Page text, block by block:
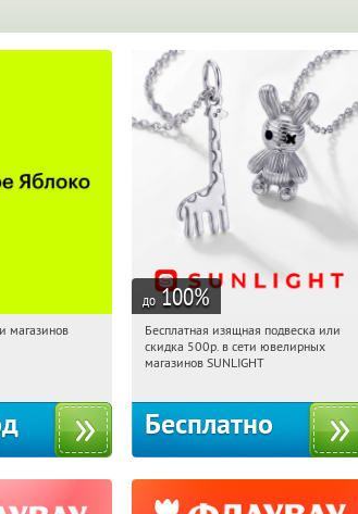
Получи первым!
магазинов
до 100%
16:16:05 Получили:
Россия
Бесплатная изящная подвеска или
скидка 500р. в сети ювелирных
магазинов SUNLIGHT
Бесплатно